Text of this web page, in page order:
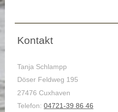
Kontakt
Tanja Schlampp
Döser Feldweg 195
27476 Cuxhaven
Telefon: 04721-39 86 46